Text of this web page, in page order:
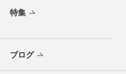
特集
ブログ